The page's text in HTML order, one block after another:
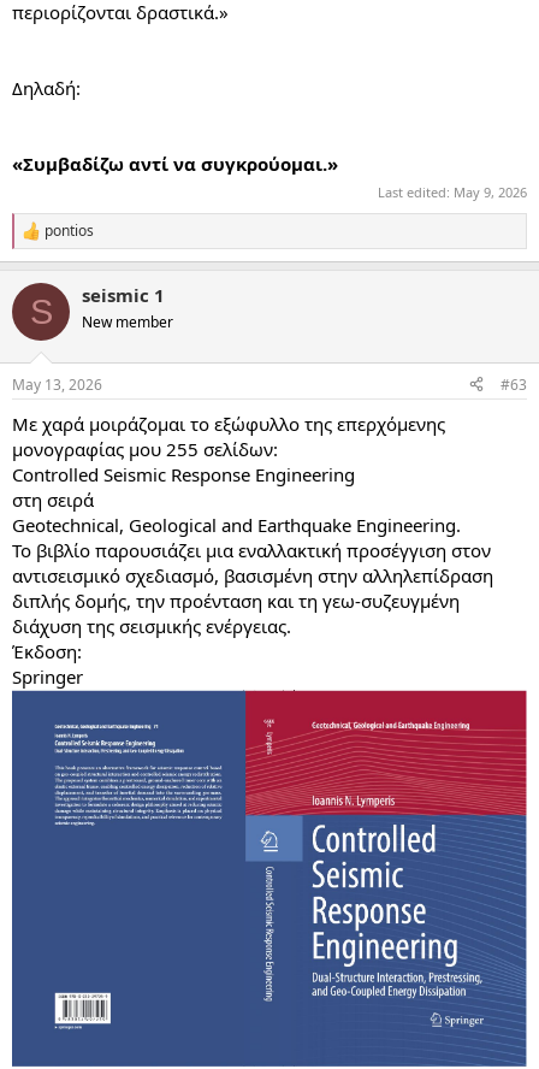
περιορίζονται δραστικά.»
Δηλαδή:
«Συμβαδίζω αντί να συγκρούομαι.»
Last edited: May 9, 2026
R
e
c
i
s
pontios
S seismic 1
New member
May 13, 2026 #63
Με χαρά μοιράζομαι το εξώφυλλο της επερχόμενης
μονογραφίας μου 255 σελίδων:
Controlled Seismic Response Engineering
στη σειρά
Geotechnical, Geological and Earthquake Engineering.
Το βιβλίο παρουσιάζει μια εναλλακτική προσέγγιση στον
αντισεισμικό σχεδιασμό, βασισμένη στην αλληλεπίδραση
διπλής δομής, την προένταση και τη γεω-συζευγμένη
διάχυση της σεισμικής ενέργειας.
Έκδοση:
Springer